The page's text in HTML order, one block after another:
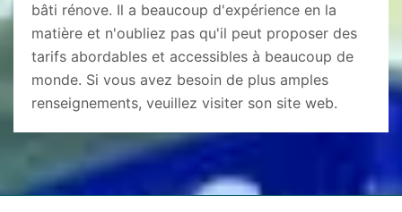
bâti rénove. Il a beaucoup d'expérience en la
matière et n'oubliez pas qu'il peut proposer des
tarifs abordables et accessibles à beaucoup de
monde. Si vous avez besoin de plus amples
renseignements, veuillez visiter son site web.